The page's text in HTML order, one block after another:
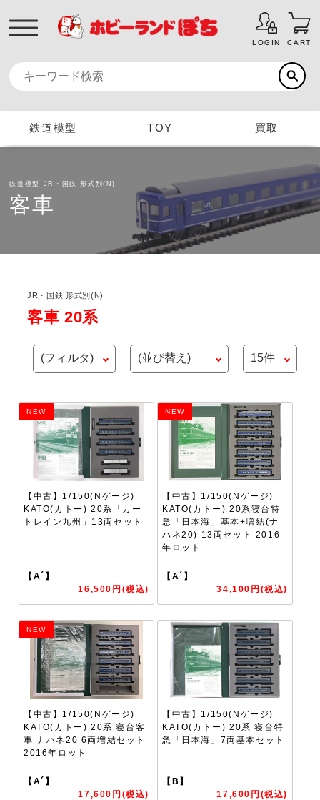
LOGIN CART
鉄道模型 TOY 買取
鉄道模型 JR・国鉄 形式別(N)
客車
JR・国鉄 形式別(N)
客車 20系
NEW
【中古】1/150(Nゲージ)
KATO(カトー) 20系「カー
トレイン九州」13両セット
【A´】
16,500円(税込)
NEW
【中古】1/150(Nゲージ)
KATO(カトー) 20系寝台特
急「日本海」基本+増結(ナ
ハネ20) 13両セット 2016
年ロット
【A´】
34,100円(税込)
NEW
【中古】1/150(Nゲージ)
KATO(カトー) 20系 寝台客
車 ナハネ20 6両増結セット
2016年ロット
【A´】
17,600円(税込)
【中古】1/150(Nゲージ)
KATO(カトー) 20系 寝台特
急「日本海」7両基本セット
【B】
17,600円(税込)